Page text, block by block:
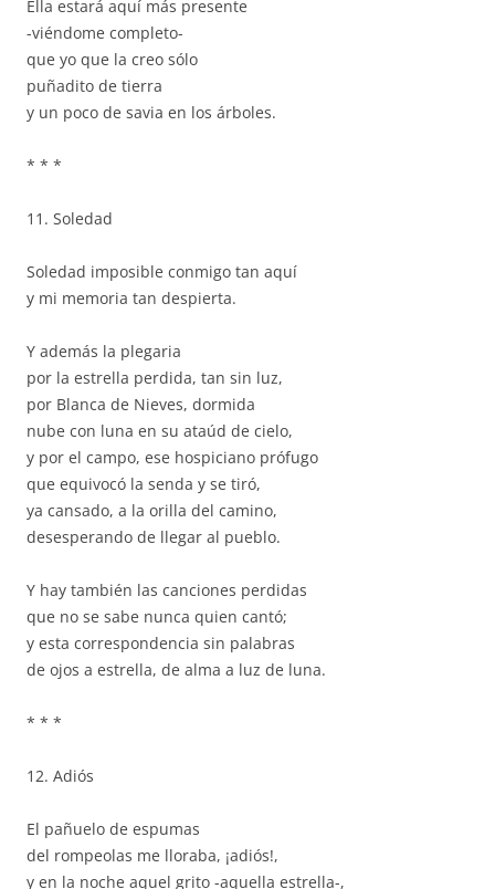
Ella estará aquí más presente
-viéndome completo-
que yo que la creo sólo
puñadito de tierra
y un poco de savia en los árboles.
* * *
11. Soledad
Soledad imposible conmigo tan aquí
y mi memoria tan despierta.
Y además la plegaria
por la estrella perdida, tan sin luz,
por Blanca de Nieves, dormida
nube con luna en su ataúd de cielo,
y por el campo, ese hospiciano prófugo
que equivocó la senda y se tiró,
ya cansado, a la orilla del camino,
desesperando de llegar al pueblo.
Y hay también las canciones perdidas
que no se sabe nunca quien cantó;
y esta correspondencia sin palabras
de ojos a estrella, de alma a luz de luna.
* * *
12. Adiós
El pañuelo de espumas
del rompeolas me lloraba, ¡adiós!,
y en la noche aquel grito -aquella estrella-,